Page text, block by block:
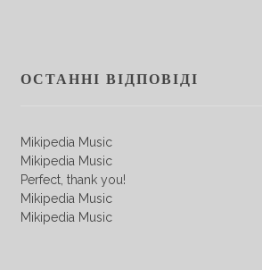
ОСТАННІ ВІДПОВІДІ
Mikipedia Music
Mikipedia Music
Perfect, thank you!
Mikipedia Music
Mikipedia Music